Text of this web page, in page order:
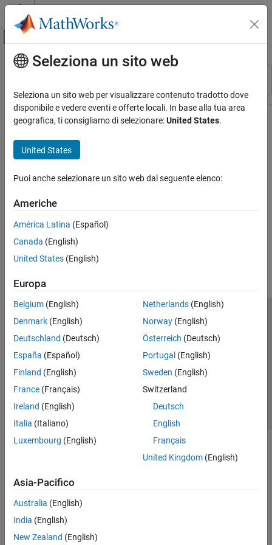
Vai al contenuto
Attiva/disattiva menu di navigazione
Risorsa
Stato
Contenuto principale
Seleziona un sito web
Seleziona un sito web per visualizzare contenuto tradotto dove
disponibile e vedere eventi e offerte locali. In base alla tua area
geografica, ti consigliamo di selezionare:United States.
United States
Puoi anche selezionare un sito web dal seguente elenco:
Americhe
América Latina (Español)
Canada (English)
United States (English)
Europa
Belgium (English)
Denmark (English)
Deutschland (Deutsch)
España (Español)
Finland (English)
France (Français)
Ireland (English)
Italia (Italiano)
Luxembourg (English)
Netherlands(English)
Norway(English)
Österreich (Deutsch)
Portugal (English)
Sweden (English)
Switzerland
Deutsch
English
Français
United Kingdom(English)
Asia-Pacifico
Australia (English)
India (English)
New Zealand (English)
Centro di fiducia
Informativa sulla privacy
Antipirateria
Stato dell'applicazione
Contatti
© 1994-2026 The MathWorks, Inc.